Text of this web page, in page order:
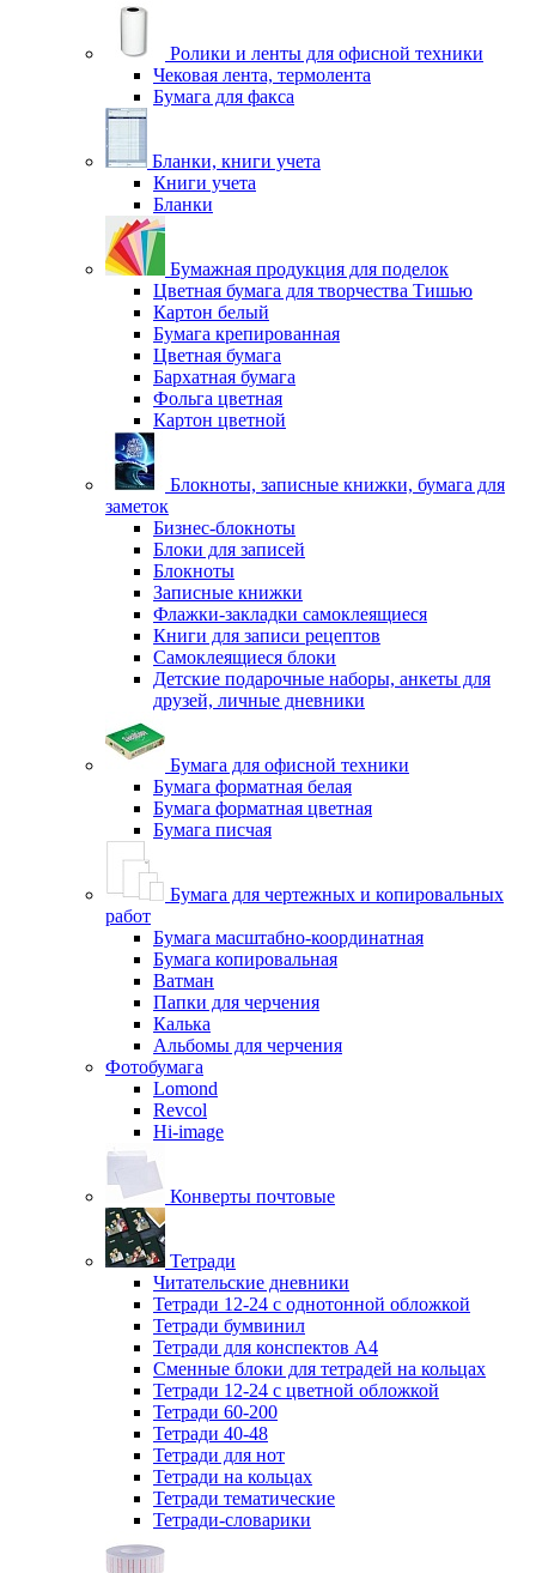
Ролики и ленты для офисной техники
Чековая лента, термолента
Бумага для факса
Бланки, книги учета
Книги учета
Бланки
Бумажная продукция для поделок
Цветная бумага для творчества Тишью
Картон белый
Бумага крепированная
Цветная бумага
Бархатная бумага
Фольга цветная
Картон цветной
Блокноты, записные книжки, бумага для
заметок
Бизнес-блокноты
Блоки для записей
Блокноты
Записные книжки
Флажки-закладки самоклеящиеся
Книги для записи рецептов
Самоклеящиеся блоки
Детские подарочные наборы, анкеты для
друзей, личные дневники
Бумага для офисной техники
Бумага форматная белая
Бумага форматная цветная
Бумага писчая
Бумага для чертежных и копировальных
работ
Бумага масштабно-координатная
Бумага копировальная
Ватман
Папки для черчения
Калька
Альбомы для черчения
Фотобумага
Lomond
Revcol
Hi-image
Конверты почтовые
Тетради
Читательские дневники
Тетради 12-24 с однотонной обложкой
Тетради бумвинил
Тетради для конспектов А4
Сменные блоки для тетрадей на кольцах
Тетради 12-24 с цветной обложкой
Тетради 60-200
Тетради 40-48
Тетради для нот
Тетради на кольцах
Тетради тематические
Тетради-словарики